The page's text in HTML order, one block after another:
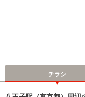
チラシ